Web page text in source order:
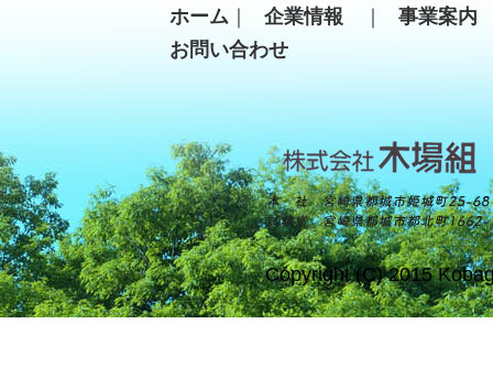
ホーム ｜ 企業情報 ｜
事業案
お問い合わせ
Copyright (C) 2015